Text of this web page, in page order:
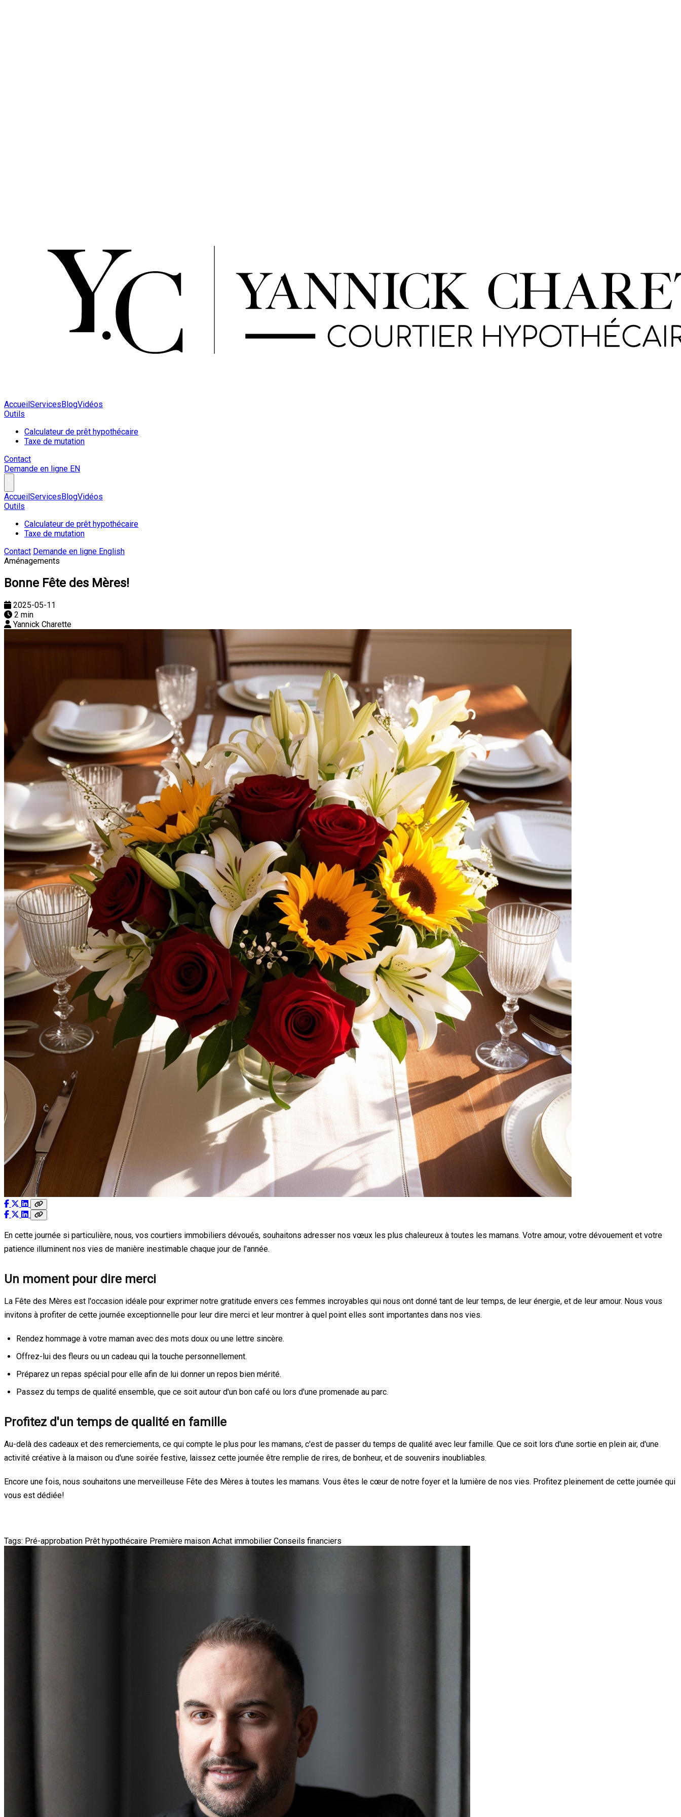
AccueilServicesBlogVidéos
Outils
Calculateur de prêt hypothécaire
Taxe de mutation
Contact
Demande en ligne EN
AccueilServicesBlogVidéos
Outils
Calculateur de prêt hypothécaire
Taxe de mutation
Contact Demande en ligne English
Aménagements
Bonne Fête des Mères!
2025-05-11
2 min
Yannick Charette
En cette journée si particulière, nous, vos courtiers immobiliers dévoués, souhaitons adresser nos vœux les plus chaleureux à toutes les mamans. Votre amour, votre dévouement et votre
patience illuminent nos vies de manière inestimable chaque jour de l'année.
Un moment pour dire merci
La Fête des Mères est l'occasion idéale pour exprimer notre gratitude envers ces femmes incroyables qui nous ont donné tant de leur temps, de leur énergie, et de leur amour. Nous vous
invitons à profiter de cette journée exceptionnelle pour leur dire merci et leur montrer à quel point elles sont importantes dans nos vies.
Rendez hommage à votre maman avec des mots doux ou une lettre sincère.
Offrez-lui des fleurs ou un cadeau qui la touche personnellement.
Préparez un repas spécial pour elle afin de lui donner un repos bien mérité.
Passez du temps de qualité ensemble, que ce soit autour d'un bon café ou lors d'une promenade au parc.
Profitez d'un temps de qualité en famille
Au-delà des cadeaux et des remerciements, ce qui compte le plus pour les mamans, c'est de passer du temps de qualité avec leur famille. Que ce soit lors d'une sortie en plein air, d'une
activité créative à la maison ou d'une soirée festive, laissez cette journée être remplie de rires, de bonheur, et de souvenirs inoubliables.
Encore une fois, nous souhaitons une merveilleuse Fête des Mères à toutes les mamans. Vous êtes le cœur de notre foyer et la lumière de nos vies. Profitez pleinement de cette journée qui
vous est dédiée!
Tags: Pré-approbation Prêt hypothécaire Première maison Achat immobilier Conseils financiers